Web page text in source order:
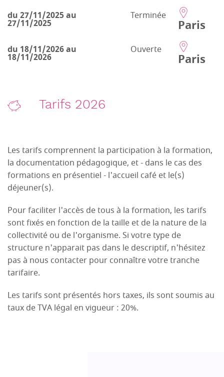
du 27/11/2025 au
27/11/2025
Terminée
Paris
du 18/11/2026 au
18/11/2026
Ouverte
Paris
Tarifs 2026
Les tarifs comprennent la participation à la formation,
la documentation pédagogique, et - dans le cas des
formations en présentiel - l'accueil café et le(s)
déjeuner(s).
Pour faciliter l'accès de tous à la formation, les tarifs
sont fixés en fonction de la taille et de la nature de la
collectivité ou de l'organisme. Si votre type de
structure n'apparait pas dans le descriptif, n'hésitez
pas à nous contacter pour connaître votre tranche
tarifaire.
Les tarifs sont présentés hors taxes, ils sont soumis au
taux de TVA légal en vigueur : 20%.